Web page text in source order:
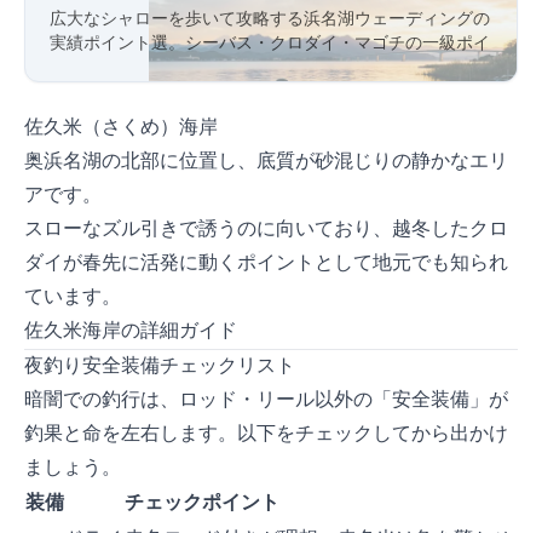
広大なシャローを歩いて攻略する浜名湖ウェーディングの
実績ポイント10選。シーバス・クロダイ・マゴチの一級ポイ
ントをエリア別に厳選し、アカエイ対策を含む安全装備の
佐久米（さくめ）海岸
奥浜名湖の北部に位置し、底質が砂混じりの静かなエリ
アです。
スローなズル引きで誘うのに向いており、越冬したクロ
ダイが春先に活発に動くポイントとして地元でも知られ
ています。
佐久米海岸の詳細ガイド
夜釣り安全装備チェックリスト
暗闇での釣行は、ロッド・リール以外の「安全装備」が
釣果と命を左右します。以下をチェックしてから出かけ
ましょう。
装備
チェックポイント